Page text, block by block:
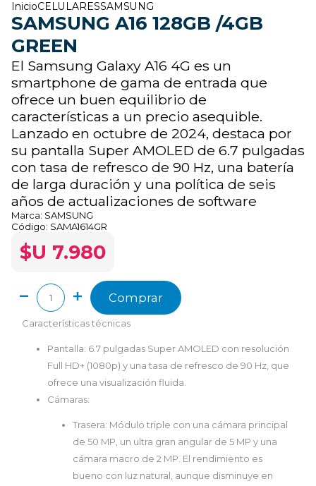
InicioCELULARESSAMSUNG
SAMSUNG A16 128GB /4GB
GREEN
El Samsung Galaxy A16 4G es un
smartphone de gama de entrada que
ofrece un buen equilibrio de
características a un precio asequible.
Lanzado en octubre de 2024, destaca por
su pantalla Super AMOLED de 6.7 pulgadas
con tasa de refresco de 90 Hz, una batería
de larga duración y una política de seis
años de actualizaciones de software
Marca: SAMSUNG
Código: SAMA1614GR
$U 7.980
Comprar
Características técnicas
Pantalla: 6.7 pulgadas Super AMOLED con resolución
Full HD+ (1080p) y una tasa de refresco de 90 Hz, que
ofrece una visualización fluida.
Cámaras:
Trasera: Módulo triple con una cámara principal
de 50 MP, un ultra gran angular de 5 MP y una
cámara macro de 2 MP. El rendimiento es
bueno con luz natural, aunque disminuye en